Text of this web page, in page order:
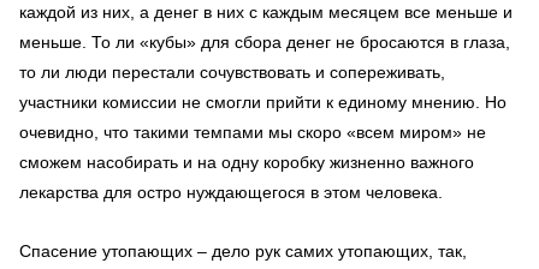
каждой из них, а денег в них с каждым месяцем все меньше и
меньше. То ли «кубы» для сбора денег не бросаются в глаза,
то ли люди перестали сочувствовать и сопереживать,
участники комиссии не смогли прийти к единому мнению. Но
очевидно, что такими темпами мы скоро «всем миром» не
сможем насобирать и на одну коробку жизненно важного
лекарства для остро нуждающегося в этом человека.
Спасение утопающих – дело рук самих утопающих, так,